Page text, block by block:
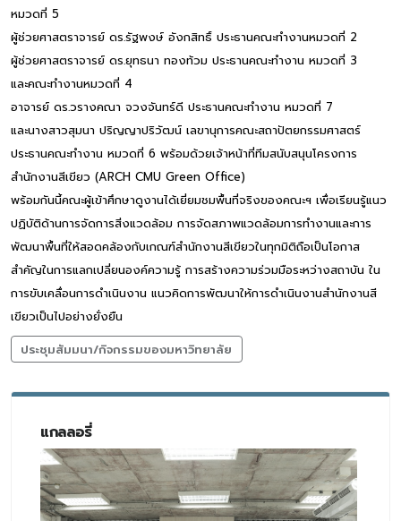
หมวดที่ 5
ผู้ช่วยศาสตราจารย์ ดร.รัฐพงษ์ อังกสิทธิ์ ประธานคณะทำงานหมวดที่ 2
ผู้ช่วยศาสตราจารย์ ดร.ยุทธนา ทองท้วม ประธานคณะทำงาน หมวดที่ 3
และคณะทำงานหมวดที่ 4
อาจารย์ ดร.วรางคณา จวงจันทร์ดี ประธานคณะทำงาน หมวดที่ 7
และนางสาวสุมนา ปริญญาปริวัฒน์ เลขานุการคณะสถาปัตยกรรมศาสตร์
ประธานคณะทำงาน หมวดที่ 6 พร้อมด้วยเจ้าหน้าที่ทีมสนับสนุนโครงการ
สำนักงานสีเขียว (ARCH CMU Green Office)
พร้อมกันนี้คณะผู้เข้าศึกษาดูงานได้เยี่ยมชมพื้นที่จริงของคณะฯ เพื่อเรียนรู้แนว
ปฏิบัติด้านการจัดการสิ่งแวดล้อม การจัดสภาพแวดล้อมการทำงานและการ
พัฒนาพื้นที่ให้สอดคล้องกับเกณฑ์สำนักงานสีเขียวในทุกมิติถือเป็นโอกาส
สำคัญในการแลกเปลี่ยนองค์ความรู้ การสร้างความร่วมมือระหว่างสถาบัน ใน
การขับเคลื่อนการดำเนินงาน แนวคิดการพัฒนาให้การดำเนินงานสำนักงานสี
เขียวเป็นไปอย่างยั่งยืน
ประชุมสัมมนา/กิจกรรมของมหาวิทยาลัย
แกลลอรี่